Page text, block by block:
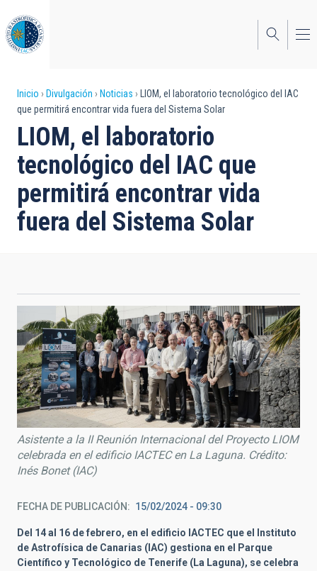
al
contenido
principal
Sobrescribir
enlaces
de
ayuda
a
la
Inicio Divulgación Noticias
LIOM, el laboratorio tecnológico del IAC
que permitirá encontrar vida fuera del Sistema Solar
LIOM, el laboratorio
tecnológico del IAC que
permitirá encontrar vida
fuera del Sistema Solar
Asistente a la II Reunión Internacional del Proyecto LIOM
celebrada en el edificio IACTEC en La Laguna. Crédito:
Inés Bonet (IAC)
FECHA DE PUBLICACIÓN 15/02/2024 - 09:30
Del 14 al 16 de febrero, en el edificio IACTEC que el Instituto
de Astrofísica de Canarias (IAC) gestiona en el Parque
Científico y Tecnológico de Tenerife (La Laguna), se celebra